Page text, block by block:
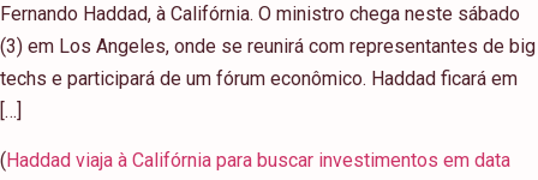
Fernando Haddad, à Califórnia. O ministro chega neste sábado
(3) em Los Angeles, onde se reunirá com representantes de big
techs e participará de um fórum econômico. Haddad ficará em
[…]
( Haddad viaja à Califórnia para buscar investimentos em data